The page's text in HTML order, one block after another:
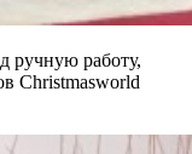
ручную работу,
Christmasworld